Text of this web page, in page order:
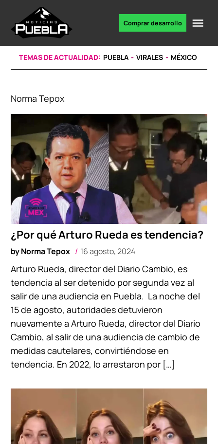
content
noticias
Comprar desarrollo
TEMAS DE ACTUALIDAD: PUEBLA VIRALES MÉXICO
Norma Tepox
¿Por qué Arturo Rueda es tendencia?
byNorma Tepox 16 agosto, 2024
Arturo Rueda, director del Diario Cambio, es
tendencia al ser detenido por segunda vez al
salir de una audiencia en Puebla. La noche del
15 de agosto, autoridades detuvieron
nuevamente a Arturo Rueda, director del Diario
Cambio, al salir de una audiencia de cambio de
medidas cautelares, convirtiéndose en
tendencia. En 2022, lo arrestaron por […]